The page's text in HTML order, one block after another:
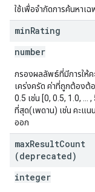
ใช้เพื่อจำกัดการค้นหาเ
minRating
number
กรองผลลัพธ์ที่มีการให้ค
เคร่งครัด ค่าที่ถูกต้องต้
0.5 เช่น [0, 0.5, 1.0, ...
ที่สุด(เพดาน) เช่น คะแ
ออก
maxResultCount
(deprecated)
integer